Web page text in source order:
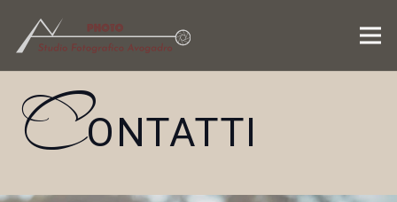
CONTATTI